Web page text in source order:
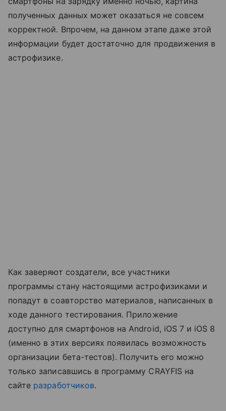
полученных данных может оказаться не совсем
корректной. Впрочем, на данном этапе даже этой
информации будет достаточно для продвижения в
астрофизике.
Как заверяют создатели, все участники
программы стану настоящими астрофизиками и
попадут в соавторство материалов, написанных в
ходе данного тестирования. Приложение
доступно для смартфонов на Android, iOS 7 и iOS 8
(именно в этих версиях появилась возможность
организации бета-тестов). Получить его можно
только записавшись в программу CRAYFIS на
сайте разработчиков.